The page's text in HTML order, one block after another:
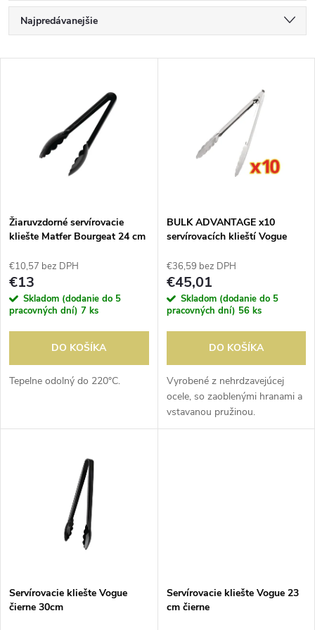
R
a
e
p
r
o
d
Najpredávanejšie
s
p
r
o
d
u
k
Žiaruvzdorné servírovacie
kliešte Matfer Bourgeat 24 cm
€10,57 bez DPH
€13
Skladom (dodanie do 5
pracovných dní) 7 ks
DO KOŠÍKA
Tepelne odolný do 220°C.
BULK ADVANTAGE x10
servírovacích klieští Vogue
€36,59 bez DPH
€45,01
Skladom (dodanie do 5
pracovných dní) 56 ks
DO KOŠÍKA
Vyrobené z nehrdzavejúcej
ocele, so zaoblenými hranami a
vstavanou pružinou.
Servírovacie kliešte Vogue
čierne 30cm
Servírovacie kliešte Vogue 23
cm čierne